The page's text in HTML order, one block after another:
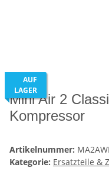
AUF
LAGER
Mini Air 2
Kompressor
Artikelnummer:
Kategorie: Ersatzteile &